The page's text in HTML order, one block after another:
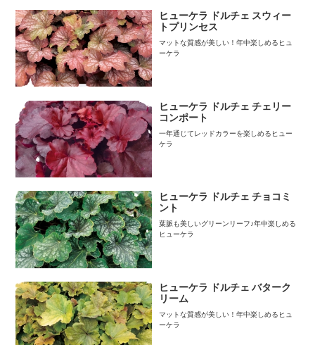
ヒューケラ ドルチェ スウィー
トプリンセス
マットな質感が美しい！年中楽しめるヒュ
ーケラ
ヒューケラ ドルチェ チェリー
コンポート
一年通じてレッドカラーを楽しめるヒュー
ケラ
ヒューケラ ドルチェ チョコミ
ント
葉脈も美しいグリーンリーフ♪年中楽しめる
ヒューケラ
ヒューケラ ドルチェ バターク
リーム
マットな質感が美しい！年中楽しめるヒュ
ーケラ